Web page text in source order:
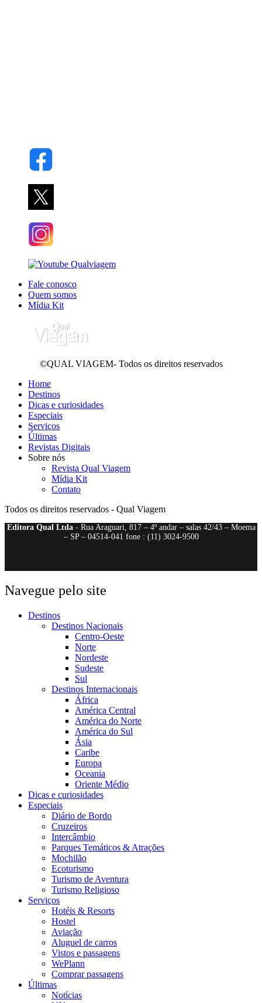
Fale conosco
Quem somos
Mídia Kit
©QUAL VIAGEM- Todos os direitos reservados
Home
Destinos
Dicas e curiosidades
Especiais
Serviços
Últimas
Revistas Digitais
Sobre nós
Revista Qual Viagem
Mídia Kit
Contato
Todos os direitos reservados - Qual Viagem
Editora Qual Ltda- Rua Araguari, 817 – 4º andar – salas 42/43 – Moema
– SP – 04514-041 fone : (11) 3024-9500
Navegue pelo site
Destinos
Destinos Nacionais
Centro-Oeste
Norte
Nordeste
Sudeste
Sul
Destinos Internacionais
África
América Central
América do Norte
América do Sul
Ásia
Caribe
Europa
Oceania
Oriente Médio
Dicas e curiosidades
Especiais
Diário de Bordo
Cruzeiros
Intercâmbio
Parques Temáticos & Atrações
Mochilão
Ecoturismo
Turismo de Aventura
Turismo Religioso
Serviços
Hotéis & Resorts
Hostel
Aviação
Aluguel de carros
Vistos e passagens
WePlann
Comprar passagens
Últimas
Notícias